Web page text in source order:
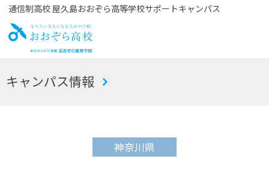
通信制高校 屋久島おおぞら高等学校サポートキャンパス
お
キャンパス情報
神奈川県